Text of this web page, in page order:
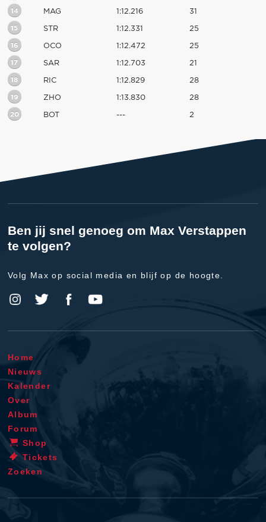
14 MAG 1:12.216 31
15 STR 1:12.331 25
16 OCO 1:12.472 25
17 SAR 1:12.703 21
18 RIC 1:12.829 28
19 ZHO 1:13.830 28
20 BOT --- 2
Ben jij snel genoeg om Max Verstappen
te volgen?
Volg Max op social media en blijf op de hoogte.
Home
Nieuws
Kalender
Over
Album
Forum
Shop
Tickets
Zoeken